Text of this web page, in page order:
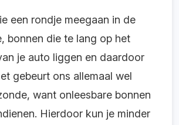
een rondje meegaan in de
bonnen die te lang op het
je auto liggen en daardoor
gebeurt ons allemaal wel
want onleesbare bonnen
Hierdoor kun je minder